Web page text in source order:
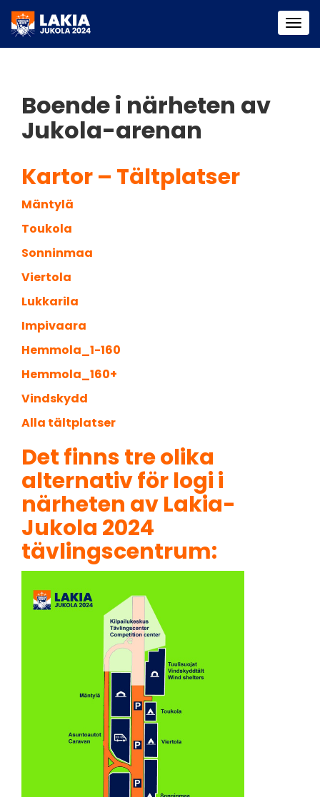
Boende i närheten av
Jukola-arenan
Kartor – Tältplatser
Mäntylä
Toukola
Sonninmaa
Viertola
Lukkarila
Impivaara
Hemmola_1-160
Hemmola_160+
Vindskydd
Alla tältplatser
Det finns tre olika
alternativ för logi i
närheten av Lakia-
Jukola 2024
tävlingscentrum: